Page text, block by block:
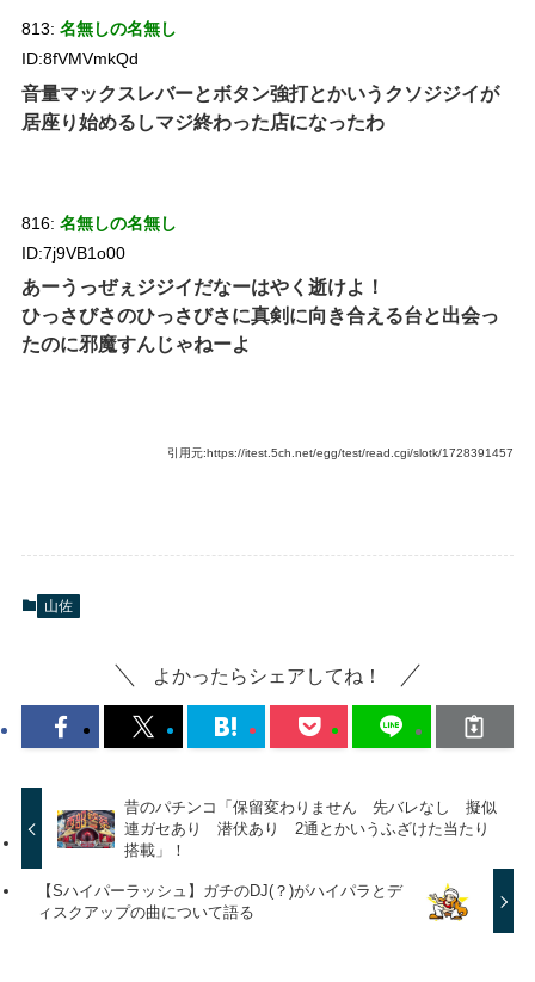
813: 名無しの名無し
ID:8fVMVmkQd
音量マックスレバーとボタン強打とかいうクソジジイが
居座り始めるしマジ終わった店になったわ
816: 名無しの名無し
ID:7j9VB1o00
あーうっぜぇジジイだなーはやく逝けよ！
ひっさびさのひっさびさに真剣に向き合える台と出会っ
たのに邪魔すんじゃねーよ
引用元:https://itest.5ch.net/egg/test/read.cgi/slotk/1728391457
山佐
よかったらシェアしてね！
昔のパチンコ「保留変わりません 先バレなし 擬似
連ガセあり 潜伏あり 2通とかいうふざけた当たり
搭載」！
【Sハイパーラッシュ】ガチのDJ(？)がハイパラとデ
ィスクアップの曲について語る